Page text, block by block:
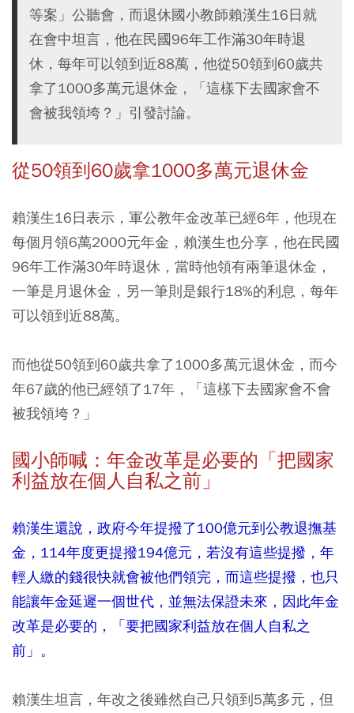
等案」公聽會，而退休國小教師賴漢生16日就
在會中坦言，他在民國96年工作滿30年時退
休，每年可以領到近88萬，他從50領到60歲共
拿了1000多萬元退休金，「這樣下去國家會不
會被我領垮？」引發討論。
從50領到60歲拿1000多萬元退休金
賴漢生16日表示，軍公教年金改革已經6年，他現在
每個月領6萬2000元年金，賴漢生也分享，他在民國
96年工作滿30年時退休，當時他領有兩筆退休金，
一筆是月退休金，另一筆則是銀行18%的利息，每年
可以領到近88萬。
而他從50領到60歲共拿了1000多萬元退休金，而今
年67歲的他已經領了17年，「這樣下去國家會不會
被我領垮？」
國小師喊：年金改革是必要的「把國家
利益放在個人自私之前」
賴漢生還說，政府今年提撥了100億元到公教退撫基
金，114年度更提撥194億元，若沒有這些提撥，年
輕人繳的錢很快就會被他們領完，而這些提撥，也只
能讓年金延遲一個世代，並無法保證未來，因此年金
改革是必要的，「要把國家利益放在個人自私之
前」。
賴漢生坦言，年改之後雖然自己只領到5萬多元，但